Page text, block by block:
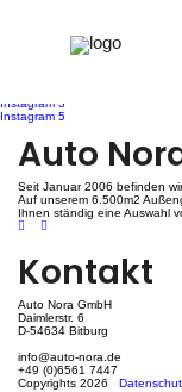
Instagram 3
Instagram 5
Auto
Seit Januar 2006 befinden
Auf unserem 6.500m2
Ihnen ständig eine Auswahl
Kontakt
Auto Nora GmbH
Daimlerstr. 6
D-54634 Bitburg
info@auto-nora.de
+49 (0)6561 7447
Copyrights 2026